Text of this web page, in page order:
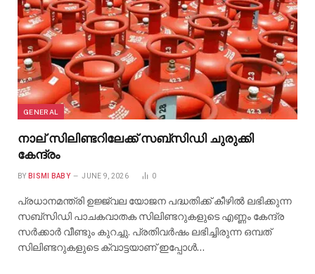
GENERAL
നാല് സിലിണ്ടറിലേക്ക് സബ്സിഡി ചുരുക്കി
കേന്ദ്രം
BY BISMI BABY JUNE 9, 2026 0
പ്രധാനമന്ത്രി ഉജ്ജ്വല യോജന പദ്ധതിക്ക് കീഴിൽ ലഭിക്കുന്ന
സബ്സിഡി പാചകവാതക സിലിണ്ടറുകളുടെ എണ്ണം കേന്ദ്ര
സർക്കാർ വീണ്ടും കുറച്ചു. പ്രതിവര്‍ഷം ലഭിച്ചിരുന്ന ഒമ്പത്
സിലിണ്ടറുകളുടെ ക്വാട്ടയാണ് ഇപ്പോള്‍…